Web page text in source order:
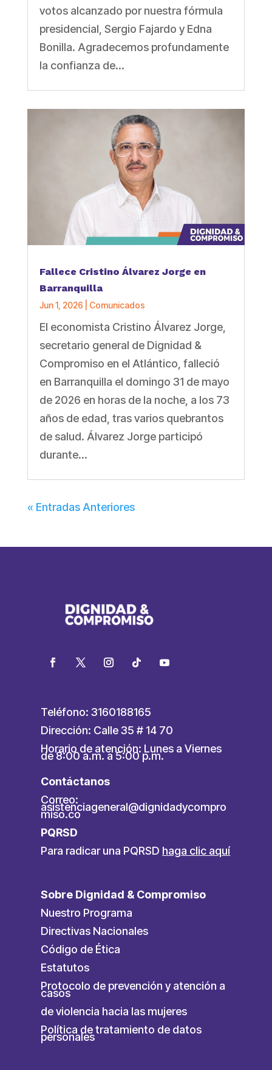
votos alcanzado por nuestra fórmula
presidencial, Sergio Fajardo y Edna
Bonilla. Agradecemos profundamente
la confianza de...
Fallece Cristino Álvarez Jorge en
Barranquilla
Jun 1, 2026 Comunicados
El economista Cristino Álvarez Jorge,
secretario general de Dignidad &
Compromiso en el Atlántico, falleció
en Barranquilla el domingo 31 de mayo
de 2026 en horas de la noche, a los 73
años de edad, tras varios quebrantos
de salud. Álvarez Jorge participó
durante...
« Entradas Anteriores
Teléfono: 3160188165
Dirección: Calle 35 # 14 70
Horario de atención: Lunes a Viernes
de 8:00 a.m. a 5:00 p.m.
Contáctanos
Correo:
asistenciageneral@dignidadycompro
miso.co
PQRSD
Para radicar una PQRSD haga clic aquí
Sobre Dignidad & Compromiso
Nuestro Programa
Directivas Nacionales
Código de Ética
Estatutos
Protocolo de prevención y atención a
casos
de violencia hacia las mujeres
Política de tratamiento de datos
personales